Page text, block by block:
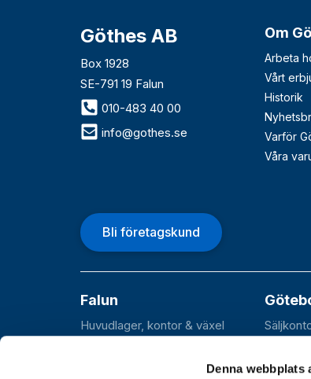
Denna webbplats
Göthes AB
Box 1928
SE-791 19 Falun
010-483 40 00
info@gothes.se
Om
Arbeta
Vårt
Historik
Varför
Våra
Bli företagskund
Falun
Huvudlager, kontor & växel
SE-431